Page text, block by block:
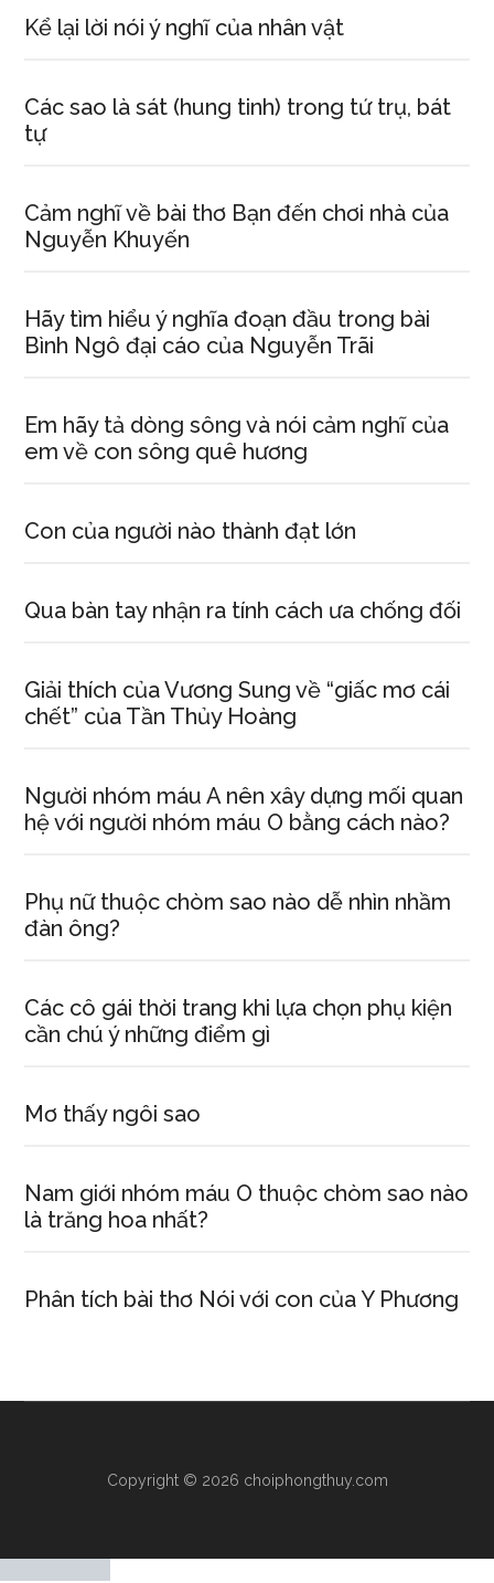
Kể lại lời nói ý nghĩ của nhân vật
Các sao là sát (hung tinh) trong tứ trụ, bát
tự
Cảm nghĩ về bài thơ Bạn đến chơi nhà của
Nguyễn Khuyến
Hãy tìm hiểu ý nghĩa đoạn đầu trong bài
Bình Ngô đại cáo của Nguyễn Trãi
Em hãy tả dòng sông và nói cảm nghĩ của
em về con sông quê hương
Con của người nào thành đạt lớn
Qua bàn tay nhận ra tính cách ưa chống đối
Giải thích của Vương Sung về “giấc mơ cái
chết” của Tần Thủy Hoàng
Người nhóm máu A nên xây dựng mối quan
hệ với người nhóm máu O bằng cách nào?
Phụ nữ thuộc chòm sao nào dễ nhìn nhầm
đàn ông?
Các cô gái thời trang khi lựa chọn phụ kiện
cần chú ý những điểm gì
Mơ thấy ngôi sao
Nam giới nhóm máu O thuộc chòm sao nào
là trăng hoa nhất?
Phân tích bài thơ Nói với con của Y Phương
Copyright © 2026 choiphongthuy.com